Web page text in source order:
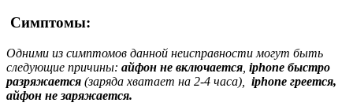
Симптомы:
Одними из симптомов данной неисправности могут быть
следующие причины: айфон не включается iphone быстро
разряжается (заряда хватает на 2-4 часа),
iphone греется,
айфон не заряжается.